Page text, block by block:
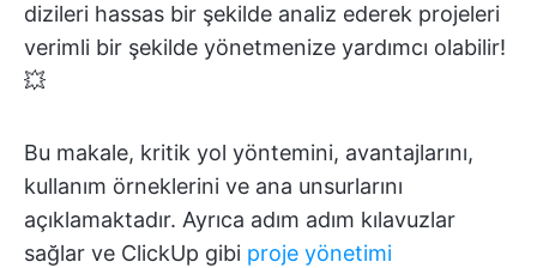
dizileri hassas bir şekilde analiz ederek projeleri
verimli bir şekilde yönetmenize yardımcı olabilir!
💥
Bu makale, kritik yol yöntemini, avantajlarını,
kullanım örneklerini ve ana unsurlarını
açıklamaktadır. Ayrıca adım adım kılavuzlar
sağlar ve ClickUp gibi proje yönetimi